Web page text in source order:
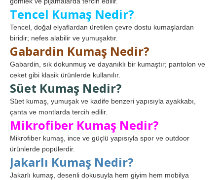
Tencel Kumaş Nedir?
Tencel, doğal elyaflardan üretilen çevre dostu kumaşlardan
biridir; nefes alabilir ve yumuşaktır.
Gabardin Kumaş Nedir?
Gabardin, sık dokunmuş ve dayanıklı bir kumaştır; pantolon ve
ceket gibi klasik ürünlerde kullanılır.
Süet Kumaş Nedir?
Süet kumaş, yumuşak ve kadife benzeri yapısıyla ayakkabı,
çanta ve montlarda tercih edilir.
Mikrofiber Kumaş Nedir?
Mikrofiber kumaş, ince ve güçlü yapısıyla spor ve outdoor
ürünlerde popülerdir.
Jakarlı Kumaş Nedir?
Jakarlı kumaş, desenli dokusuyla hem giyim hem mobilya